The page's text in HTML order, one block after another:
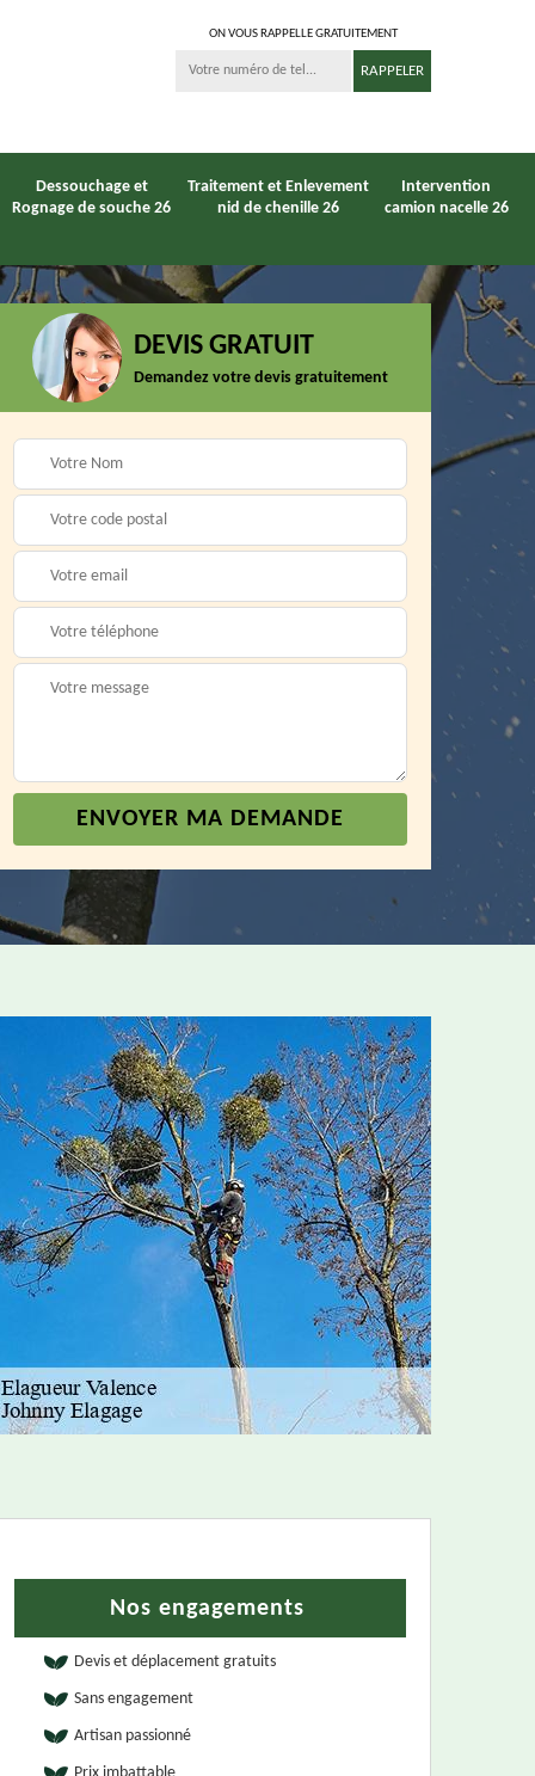
ON VOUS RAPPELLE GRATUITEMENT
Dessouchage et
Rognage de souche 26
Traitement et Enlevement
nid de chenille 26
Intervention
camion nacelle 26
Paysagiste 26
Entreprise
débroussaillage 26
DEVIS GRATUIT
Demandez votre devis gratuitement
Nos engagements
Devis et déplacement gratuits
Sans engagement
Artisan passionné